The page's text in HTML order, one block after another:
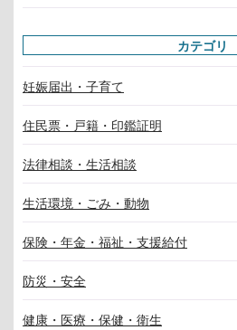
カテゴリ
妊娠届出・子育て
住民票・戸籍・印鑑証明
法律相談・生活相談
生活環境・ごみ・動物
保険・年金・福祉・支援給付
防災・安全
健康・医療・保健・衛生